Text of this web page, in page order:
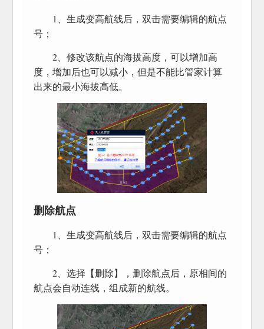
1、生成变高航线后，双击需要编辑的航点
号；
2、修改该航点的海拔高度，可以增加高
度，增加后也可以减小，但是不能比管家计算
出来的最小海拔高低。
删除航点
1、生成变高航线后，双击需要编辑的航点
号；
2、选择【删除】，删除航点后，原相间的
航点会自动连线，组成新的航线。